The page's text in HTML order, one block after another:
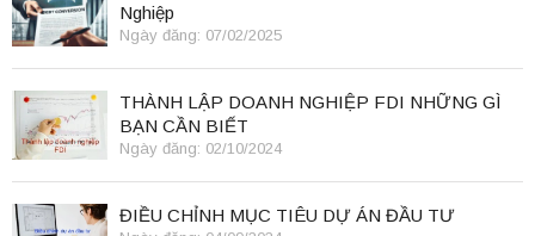
Nghiệp
Ngày đăng: 07/02/2025
THÀNH LẬP DOANH NGHIỆP FDI NHỮNG GÌ
BẠN CẦN BIẾT
Ngày đăng: 02/10/2024
ĐIỀU CHỈNH MỤC TIÊU DỰ ÁN ĐẦU TƯ